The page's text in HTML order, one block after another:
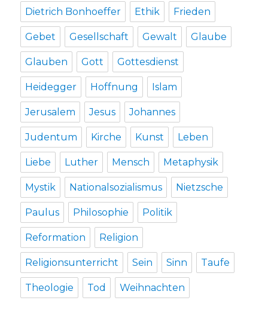
Dietrich Bonhoeffer Ethik Frieden
Gebet Gesellschaft Gewalt Glaube
Glauben Gott Gottesdienst
Heidegger Hoffnung Islam
Jerusalem Jesus Johannes
Judentum Kirche Kunst Leben
Liebe Luther Mensch Metaphysik
Mystik Nationalsozialismus Nietzsche
Paulus Philosophie Politik
Reformation Religion
Religionsunterricht Sein Sinn Taufe
Theologie Tod Weihnachten